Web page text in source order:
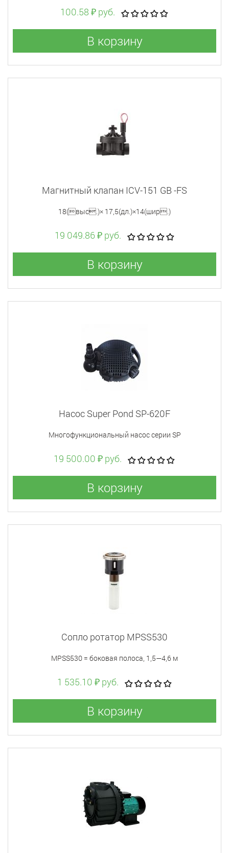
100.58 ₽ руб.
В корзину
Магнитный клапан ICV-151 GB -FS
18(выс.)× 17,5(дл.)×14(шир.)
19 049.86 ₽ руб.
В корзину
Насос Super Pond SP-620F
Многофункциональный насос серии SP
19 500.00 ₽ руб.
В корзину
Сопло ротатор MPSS530
MPSS530 = боковая полоса, 1,5—4,6 м
1 535.10 ₽ руб.
В корзину